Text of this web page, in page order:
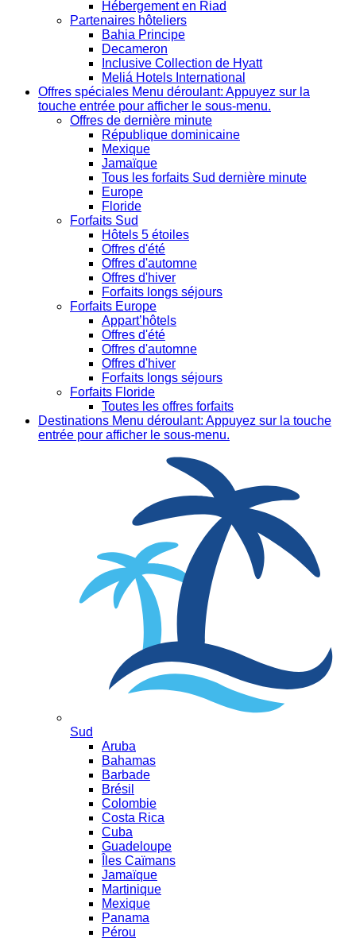
Hébergement en Riad
Partenaires hôteliers
Bahia Principe
Decameron
Inclusive Collection de Hyatt
Meliá Hotels International
Offres spéciales Menu déroulant: Appuyez sur la
touche entrée pour afficher le sous-menu.
Offres de dernière minute
République dominicaine
Mexique
Jamaïque
Tous les forfaits Sud dernière minute
Europe
Floride
Forfaits Sud
Hôtels 5 étoiles
Offres d'été
Offres d'automne
Offres d'hiver
Forfaits longs séjours
Forfaits Europe
Appart’hôtels
Offres d'été
Offres d'automne
Offres d'hiver
Forfaits longs séjours
Forfaits Floride
Toutes les offres forfaits
Destinations Menu déroulant: Appuyez sur la touche
entrée pour afficher le sous-menu.
Sud
Aruba
Bahamas
Barbade
Brésil
Colombie
Costa Rica
Cuba
Guadeloupe
Îles Caïmans
Jamaïque
Martinique
Mexique
Panama
Pérou